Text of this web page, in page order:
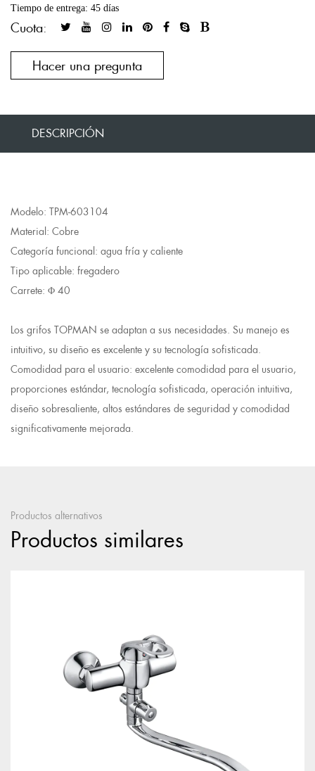
Tiempo de entrega: 45 días
Cuota:
Hacer una pregunta
DESCRIPCIÓN
Modelo: TPM-603104
Material: Cobre
Categoría funcional: agua fría y caliente
Tipo aplicable: fregadero
Carrete: Φ 40
Los grifos TOPMAN se adaptan a sus necesidades. Su manejo es
intuitivo, su diseño es excelente y su tecnología sofisticada.
Comodidad para el usuario: excelente comodidad para el usuario,
proporciones estándar, tecnología sofisticada, operación intuitiva,
diseño sobresaliente, altos estándares de seguridad y comodidad
significativamente mejorada.
Productos alternativos
Productos similares